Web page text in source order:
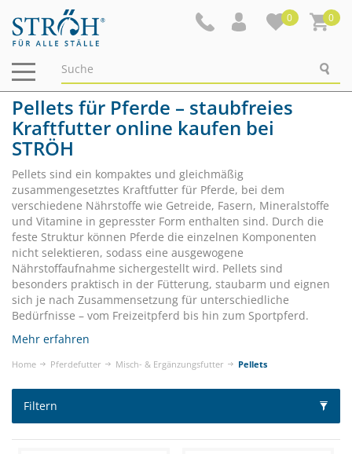
0 0
Navigation
ein-/ausblenden
Pellets für Pferde – staubfreies
Kraftfutter online kaufen bei
STRÖH
Pellets sind ein kompaktes und gleichmäßig
zusammengesetztes Kraftfutter für Pferde, bei dem
verschiedene Nährstoffe wie Getreide, Fasern, Mineralstoffe
und Vitamine in gepresster Form enthalten sind. Durch die
feste Struktur können Pferde die einzelnen Komponenten
nicht selektieren, sodass eine ausgewogene
Nährstoffaufnahme sichergestellt wird. Pellets sind
besonders praktisch in der Fütterung, staubarm und eignen
sich je nach Zusammensetzung für unterschiedliche
Bedürfnisse – vom Freizeitpferd bis hin zum Sportpferd.
Mehr erfahren
Home Pferdefutter Misch- & Ergänzungsfutter Pellets
Filtern